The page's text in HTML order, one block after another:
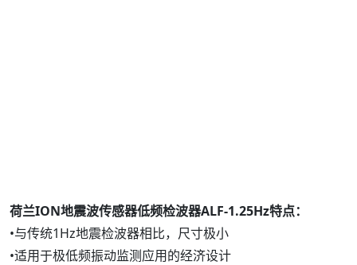
荷兰ION地震波传感器低频检波器ALF-1.25Hz特点：
•与传统1Hz地震检波器相比，尺寸极小
•适用于极低频振动监测应用的经济设计